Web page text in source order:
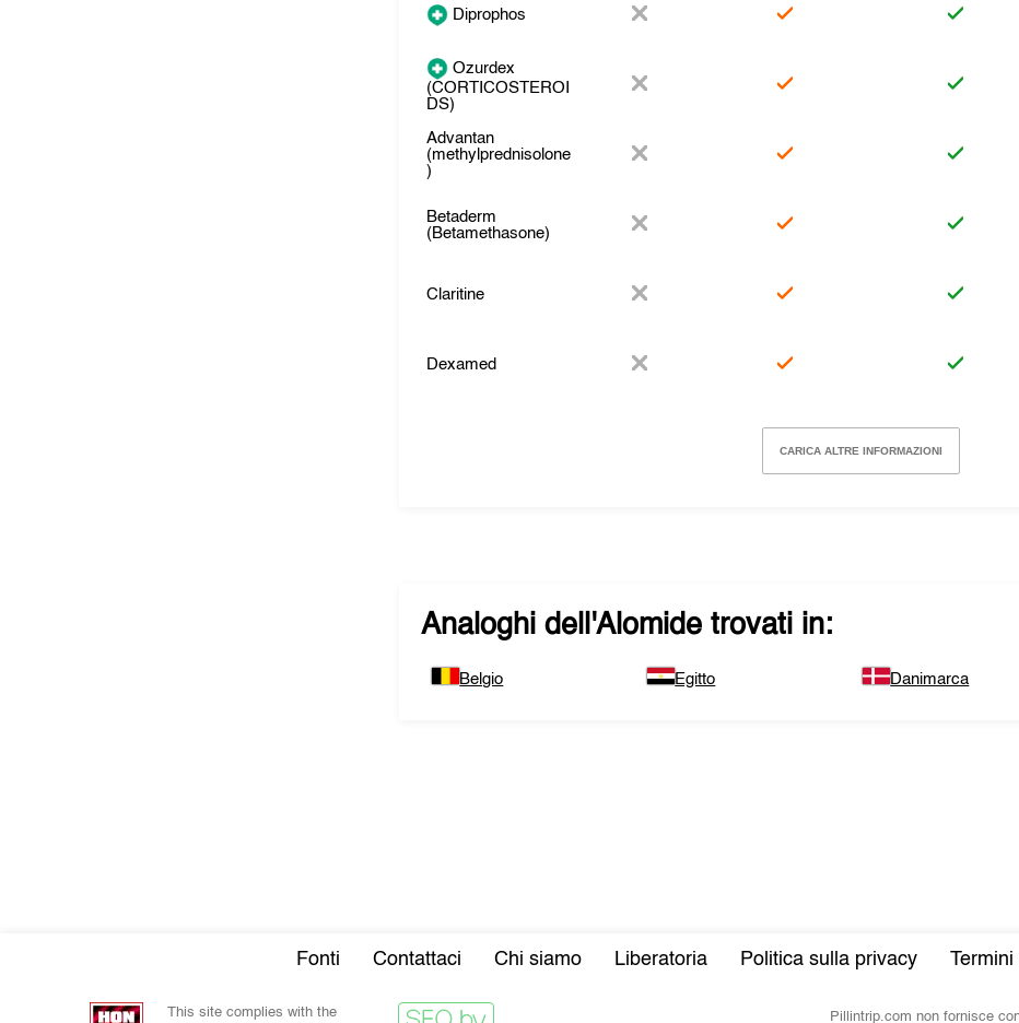
Diprophos
Ozurdex
(CORTICOSTEROI
DS)
Advantan
(methylprednisolone
)
Betaderm
(Betamethasone)
Claritine
Dexamed
CARICA ALTRE INFORMAZIONI
Analoghi dell'Alomide trovati in:
Belgio Egitto Danimarca
Fonti Contattaci Chi siamo Liberatoria Politica sulla privacy
This site complies with the Pillintrip.com non fornisce